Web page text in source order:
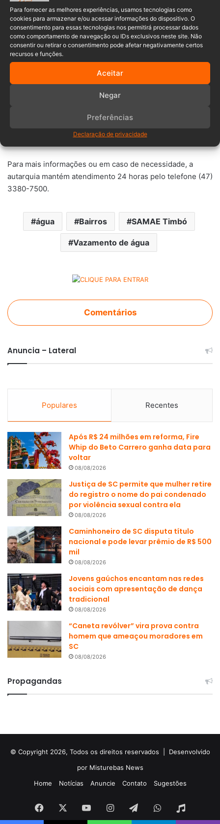
Para fornecer as melhores experiências, usamos tecnologias como
cookies para armazenar e/ou acessar informações do dispositivo. O
consentimento para essas tecnologias nos permitirá processar dados
como comportamento de navegação ou IDs exclusivos neste site. Não
consentir ou retirar o consentimento pode afetar negativamente certos
recursos e funções.
Aceitar
Negar
Preferências
Declaração de privacidade
>>LEIA TAMBÉM:
Homem pratica ato obsceno em praça
de Timbó e gera revolta
O SAMAE pede a compreensão da população e orienta que
os moradores façam uso consciente da água ao longo do
dia, evitando desperdícios enquanto o serviço não é
completamente restabelecido.
Para mais informações ou em caso de necessidade, a
autarquia mantém atendimento 24 horas pelo telefone (47)
3380-7500.
água Bairros SAMAE Timbó
Vazamento de água
Comentários
Anuncia – Lateral
Populares Recentes
Após R$ 24 milhões em reforma, Fire
Whip do Beto Carrero ganha data para
voltar
08/08/2026
Justiça de SC permite que mulher retire
do registro o nome do pai condenado
por violência sexual contra ela
08/08/2026
Caminhoneiro de SC disputa título
nacional e pode levar prêmio de R$ 500
mil
08/08/2026
Jovens gaúchos encantam nas redes
sociais com apresentação de dança
tradicional
08/08/2026
“Caneta revólver” vira prova contra
homem que ameaçou moradores em
SC
08/08/2026
Propagandas
© Copyright 2026, Todos os direitos reservados | Desenvolvido
por Misturebas News
Home
Notícias Anuncie Contato Sugestões
Facebook YouTubeInstagramTelegramWhatsApp
Rádio